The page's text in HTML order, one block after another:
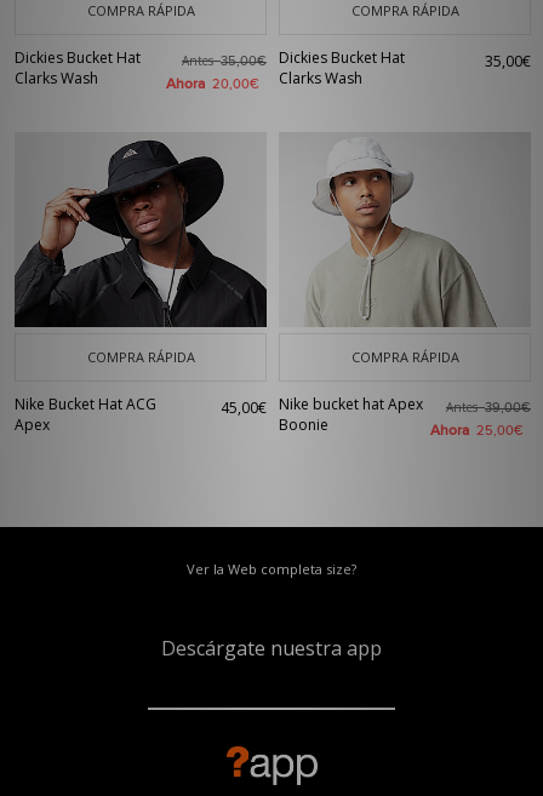
COMPRA RÁPIDA
Dickies Bucket Hat
Clarks Wash
Antes35,00€
Ahora 20,00€
COMPRA RÁPIDA
Dickies Bucket Hat
Clarks Wash
35,00€
COMPRA RÁPIDA
Nike Bucket Hat ACG
Apex
45,00€
COMPRA RÁPIDA
Nike bucket hat Apex
Boonie
Antes39,00€
Ahora 25,00€
Ver la Web completa size?
Descárgate nuestra app